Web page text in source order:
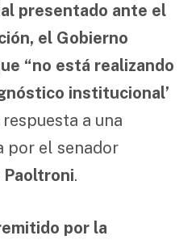
presentado ante el
el Gobierno
“no está realizando
institucional’
a una
por el senador
Paoltroni.
por la